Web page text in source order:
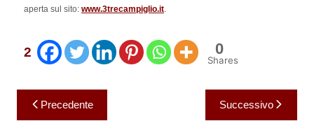
aperta sul sito: www.3trecampiglio.it.
2 0
Shares
Navigazione
articoli
Precedente Successivo